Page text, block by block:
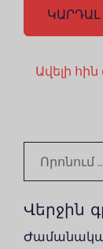
Ավելի
Որոնել՝
Վերջին